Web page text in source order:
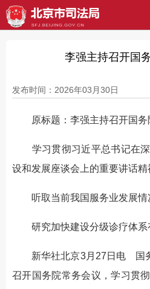
李强主持召开国
发布时间：2026年03月30日
原标题：李强主持召开国务
学习贯彻习近平总书记在深
设和发展座谈会上的重要讲话精
听取当前我国服务业发展情
研究加快建设分级诊疗体系
新华社北京3月27日电 国务
召开国务院常务会议，学习贯